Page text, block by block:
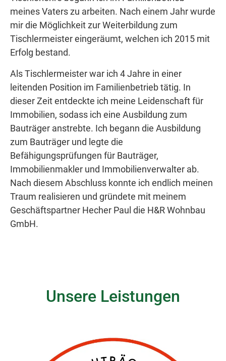
meines Vaters zu arbeiten. Nach einem Jahr wurde
mir die Möglichkeit zur Weiterbildung zum
Tischlermeister eingeräumt, welchen ich 2015 mit
Erfolg bestand.
Als Tischlermeister war ich 4 Jahre in einer
leitenden Position im Familienbetrieb tätig. In
dieser Zeit entdeckte ich meine Leidenschaft für
Immobilien, sodass ich eine Ausbildung zum
Bauträger anstrebte. Ich begann die Ausbildung
zum Bauträger und legte die
Befähigungsprüfungen für Bauträger,
Immobilienmakler und Immobilienverwalter ab.
Nach diesem Abschluss konnte ich endlich meinen
Traum realisieren und gründete mit meinem
Geschäftspartner Hecher Paul die H&R Wohnbau
GmbH.
Unsere Leistungen